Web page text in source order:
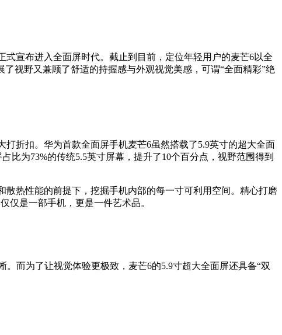
宣布进入全面屏时代。截止到目前，定位年轻用户的麦芒6以全
视野又兼顾了舒适的持握感与外观视觉美感，可谓“全面精彩”绝
折扣。华为首款全面屏手机麦芒6虽然搭载了5.9英寸的超大全面
比为73%的传统5.5英寸屏幕，提升了10个百分点，视野范围得到
热性能的前提下，挖掘手机内部的每一寸可利用空间。精心打磨
仅是一部手机，更是一件艺术品。
而为了让视觉体验更极致，麦芒6的5.9寸超大全面屏还具备“双